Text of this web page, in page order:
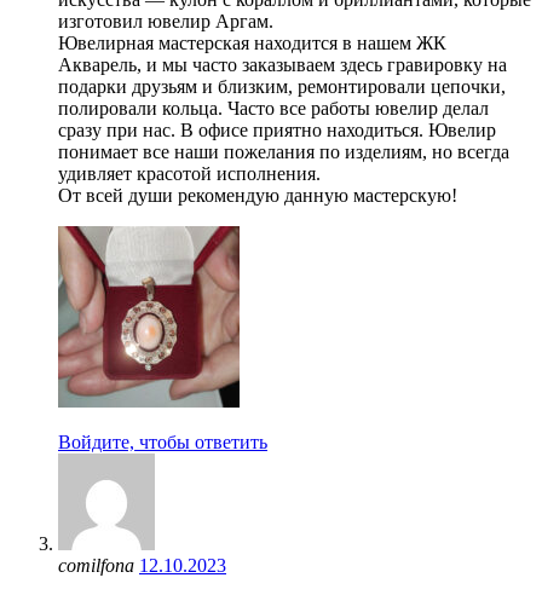
изготовил ювелир Аргам.
Ювелирная мастерская находится в нашем ЖК
Акварель, и мы часто заказываем здесь гравировку на
подарки друзьям и близким, ремонтировали цепочки,
полировали кольца. Часто все работы ювелир делал
сразу при нас. В офисе приятно находиться. Ювелир
понимает все наши пожелания по изделиям, но всегда
удивляет красотой исполнения.
От всей души рекомендую данную мастерскую!
Войдите, чтобы ответить
comilfona 12.10.2023